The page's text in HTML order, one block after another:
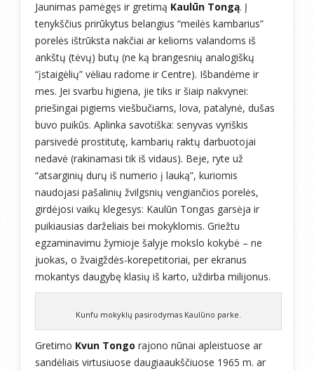
Jaunimas pamėgęs ir gretimą Kaulūn Tongą. Į
tenykščius prirūkytus belangius “meilės kambarius”
porelės ištrūksta nakčiai ar kelioms valandoms iš
ankštų (tėvų) butų (ne ką brangesnių analogiškų
“įstaigėlių” vėliau radome ir Centre). Išbandėme ir
mes. Jei svarbu higiena, jie tiks ir šiaip nakvynei:
priešingai pigiems viešbučiams, lova, patalynė, dušas
buvo puikūs. Aplinka savotiška: senyvas vyriškis
parsivedė prostitutę, kambarių raktų darbuotojai
nedavė (rakinamasi tik iš vidaus). Beje, ryte už
“atsarginių durų iš numerio į lauką”, kuriomis
naudojasi pašalinių žvilgsnių vengiančios porelės,
girdėjosi vaikų klegesys: Kaulūn Tongas garsėja ir
puikiausias darželiais bei mokyklomis. Griežtu
egzaminavimu žymioje šalyje mokslo kokybė – ne
juokas, o žvaigždės-korepetitoriai, per ekranus
mokantys daugybę klasių iš karto, uždirba milijonus.
Kunfu mokyklų pasirodymas Kaulūno parke.
Gretimo Kvun Tongo rajono nūnai apleistuose ar
sandėliais virtusiuose daugiaaukščiuose 1965 m. ar